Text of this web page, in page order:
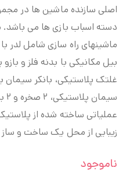
اصلی سازنده ماشین ها در
دسته اسباب بازی ها می
ماشینهای راه سازی شامل لدر
بیل مکانیکی با بدنه فلز و
غلتک پلاستیکی، بانکر سیمان
عملیاتی ساخته شده از
زیبایی از محل یک ساخت و ساز
ناموجود